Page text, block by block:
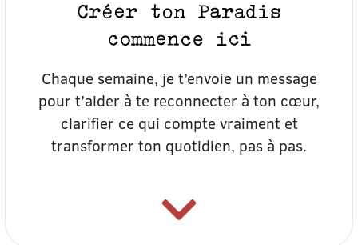
Créer ton Paradis
commence ici
Chaque semaine, je t’envoie un message
pour t’aider à te reconnecter à ton cœur,
clarifier ce qui compte vraiment et
transformer ton quotidien, pas à pas.